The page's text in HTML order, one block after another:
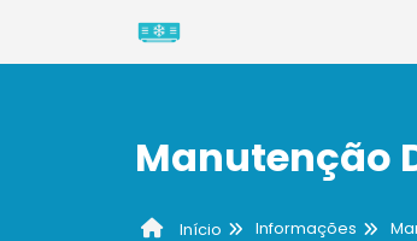
Manutenção
Início Informações